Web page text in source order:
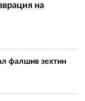
на
фалшив зехтин